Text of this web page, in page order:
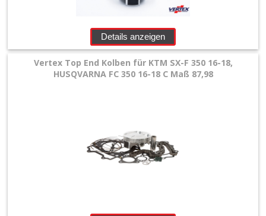
Details anzeigen
Vertex Top End Kolben für KTM SX-F 350 16-18,
HUSQVARNA FC 350 16-18 C Maß 87,98